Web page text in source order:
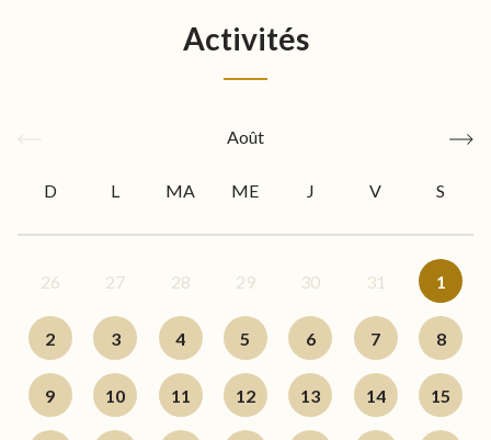
Activités
Août
D
L MA ME J V S
26 27 28 29 30 31 1
2 3 4 5 6 7 8
9 10 11 12 13 14 15